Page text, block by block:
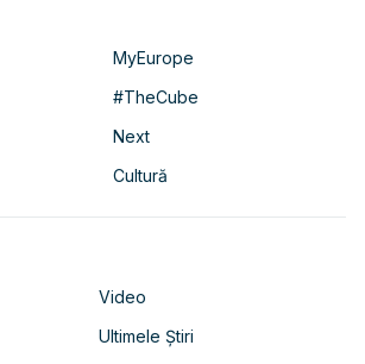
MyEurope
#TheCube
Next
Cultură
Video
Ultimele Știri